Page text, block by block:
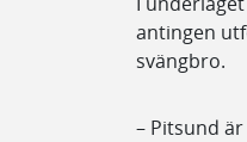
antingen
svängbro.
– Pitsund